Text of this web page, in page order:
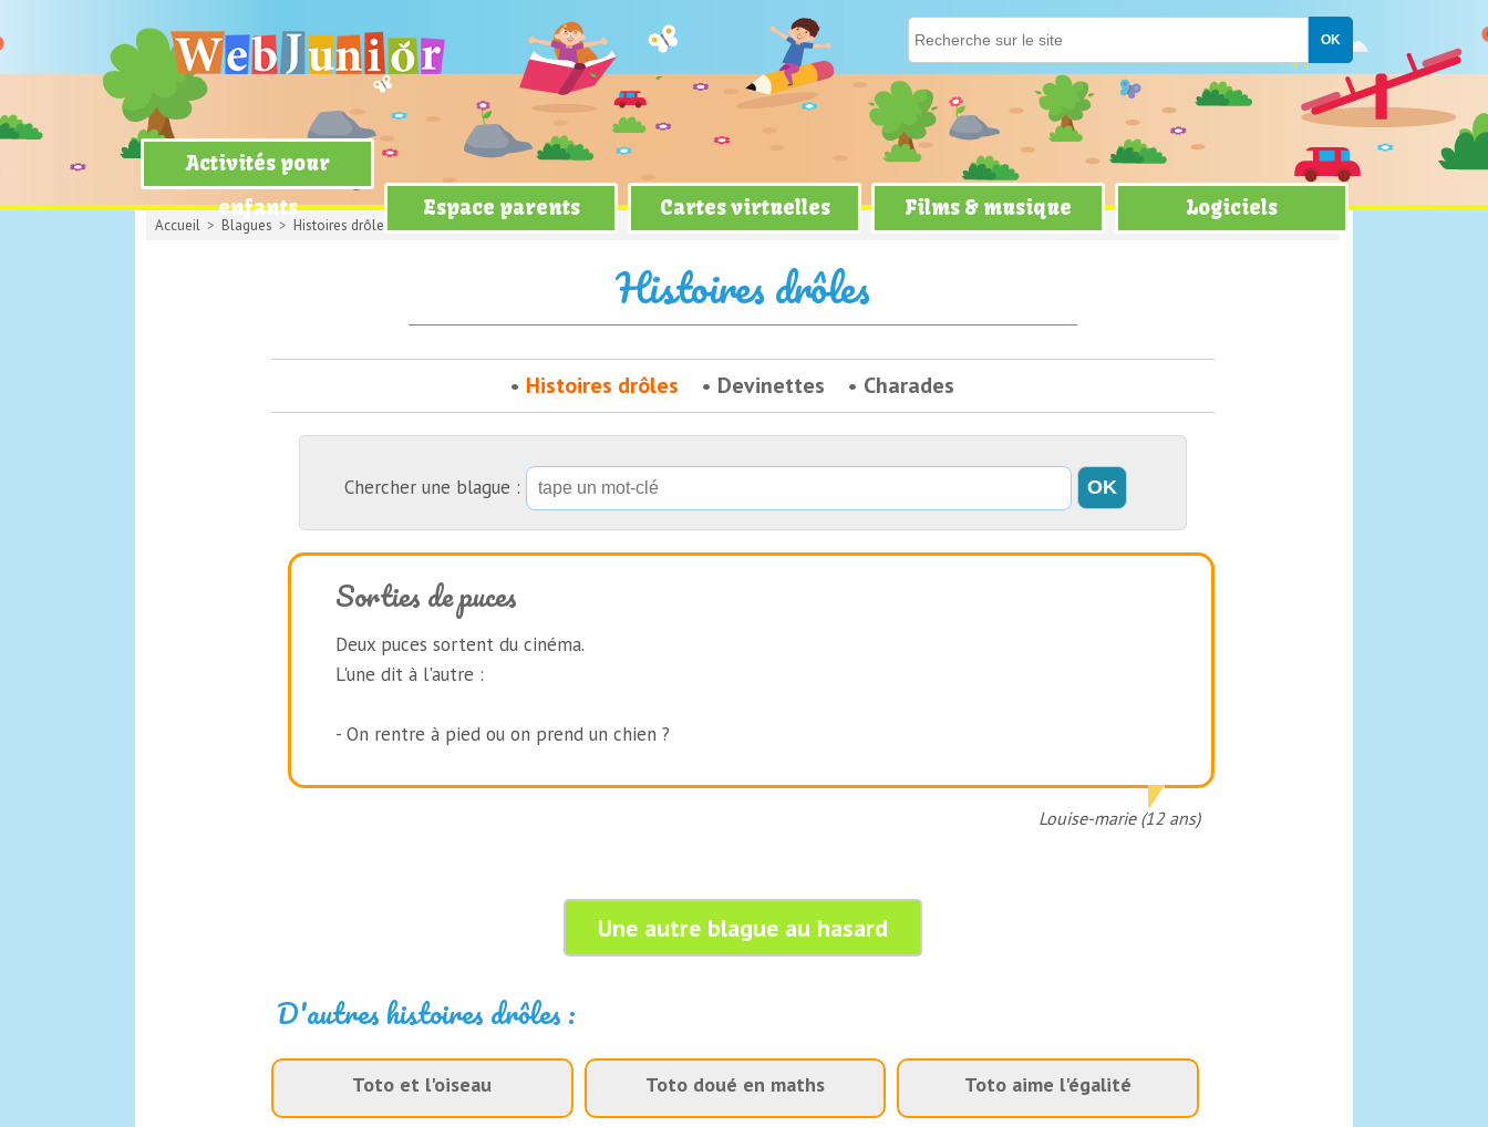
Activités pour
enfants
Espace parents Cartes virtuelles Films & musique Logiciels
Accueil > Blagues > Histoires drôles > Sorties de puces
Histoires drôles
Histoires drôles Devinettes Charades
Chercher une blague :
Sorties de puces
Deux puces sortent du cinéma.
L'une dit à l'autre :
- On rentre à pied ou on prend un chien ?
Louise-marie (12 ans)
Une autre blague au hasard
D'autres histoires drôles :
Toto et l'oiseau Toto doué en maths Toto aime l'égalité